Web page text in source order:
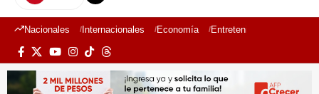
Nacionales Internacionales Economía Entretenimiento